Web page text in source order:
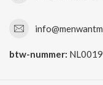
btw-nummer: